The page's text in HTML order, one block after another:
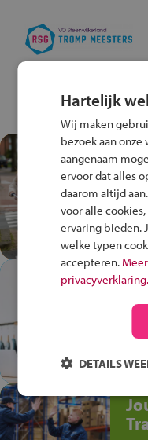
en
In
Hartelijk
Wij maken
bezoek aan
aangenaam
ervoor dat alles
daarom altijd
voor alle
ervaring bieden.
welke typen
accepteren.
privacyverklaring.
DETAILS